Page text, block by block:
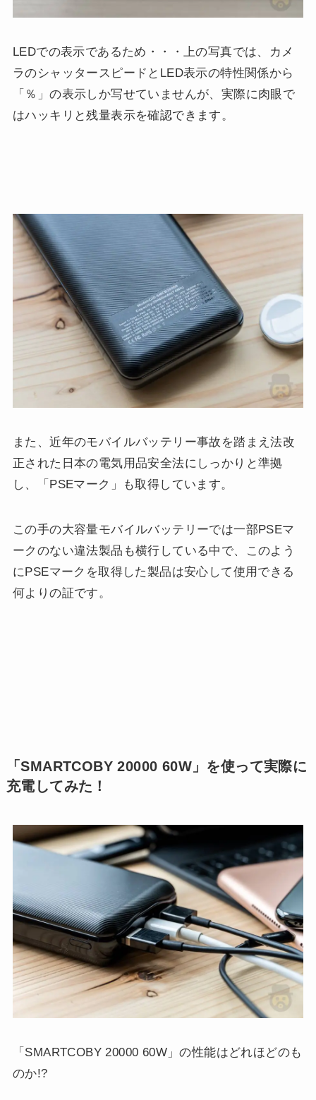
LEDでの表示であるため・・・上の写真では、カメ
ラのシャッタースピードとLED表示の特性関係から
「％」の表示しか写せていませんが、実際に肉眼で
はハッキリと残量表示を確認できます。
また、近年のモバイルバッテリー事故を踏まえ法改
正された日本の電気用品安全法にしっかりと準拠
し、「PSEマーク」も取得しています。
この手の大容量モバイルバッテリーでは一部PSEマ
ークのない違法製品も横行している中で、このよう
にPSEマークを取得した製品は安心して使用できる
何よりの証です。
「SMARTCOBY 20000 60W」を使って実際に
充電してみた！
「SMARTCOBY 20000 60W」の性能はどれほどのも
のか!?